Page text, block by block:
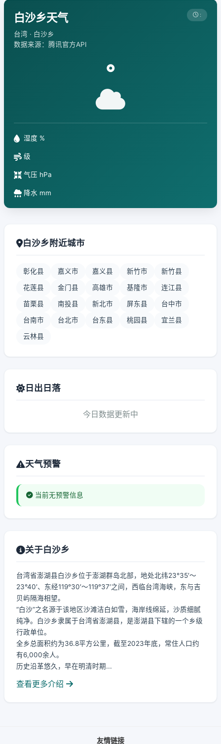
白沙乡天气
台湾 · 白沙乡
数据来源：腾讯官方API
:
°
湿度 %
级
气压 hPa
降水 mm
白沙乡附近城市
彰化县 嘉义市 嘉义县 新竹市 新竹县
花莲县 金门县 高雄市 基隆市 连江县
苗栗县 南投县 新北市 屏东县 台中市
台南市 台北市 台东县 桃园县 宜兰县
云林县
日出日落
今日数据更新中
天气预警
当前无预警信息
关于白沙乡
台湾省澎湖县白沙乡位于澎湖群岛北部，地处北纬23°35′～
23°40′、东经119°30′～119°37′之间，西临台湾海峡，东与吉
贝屿隔海相望。
“白沙”之名源于该地区沙滩洁白如雪，海岸线绵延，沙质细腻
纯净。白沙乡隶属于台湾省澎湖县，是澎湖县下辖的一个乡级
行政单位。
全乡总面积约为36.8平方公里，截至2023年底，常住人口约
有6,000余人。
历史沿革悠久，早在明清时期...
查看更多介绍
友情链接